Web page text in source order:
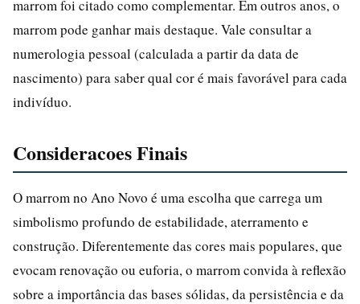
marrom foi citado como complementar. Em outros anos, o
marrom pode ganhar mais destaque. Vale consultar a
numerologia pessoal (calculada a partir da data de
nascimento) para saber qual cor é mais favorável para cada
indivíduo.
Consideracoes Finais
O marrom no Ano Novo é uma escolha que carrega um
simbolismo profundo de estabilidade, aterramento e
construção. Diferentemente das cores mais populares, que
evocam renovação ou euforia, o marrom convida à reflexão
sobre a importância das bases sólidas, da persistência e da